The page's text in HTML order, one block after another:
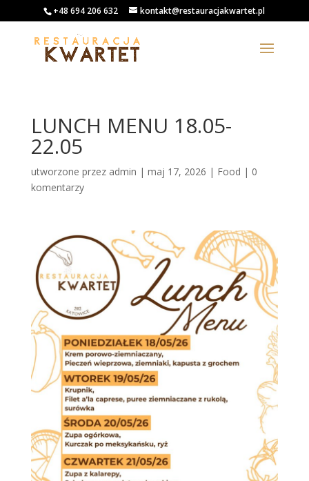
+48 694 206 632 kontakt@restauracjakwartet.pl
LUNCH MENU 18.05-
22.05
utworzone przez admin | maj 17, 2026 | Food | 0
komentarzy